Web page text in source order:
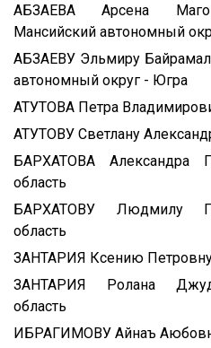
АБЗАЕВА Арсена
Мансийский автономный
АБЗАЕВУ Эльмиру
автономный округ - Югра
АТУТОВА Петра
АТУТОВУ Светлану
БАРХАТОВА Александра
область
БАРХАТОВУ Людмилу
область
ЗАНТАРИЯ Ксению
ЗАНТАРИЯ Ролана
область
ИБРАГИМОВУ Айнаъ